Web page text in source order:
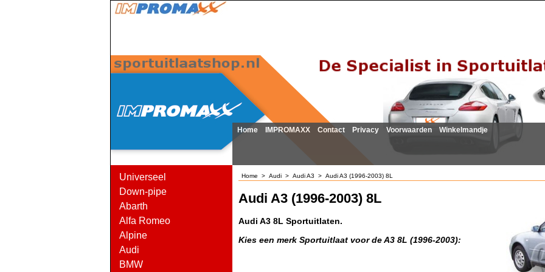
Home IMPROMAXX Contact Privacy Voorwaarden Winkelmandje
Universeel
Down-pipe
Abarth
Alfa Romeo
Alpine
Audi
BMW
Home > Audi > Audi A3 > Audi A3 (1996-2003) 8L
Audi A3 (1996-2003) 8L
Audi A3 8L Sportuitlaten.
Kies een merk Sportuitlaat voor de A3 8L (1996-2003):